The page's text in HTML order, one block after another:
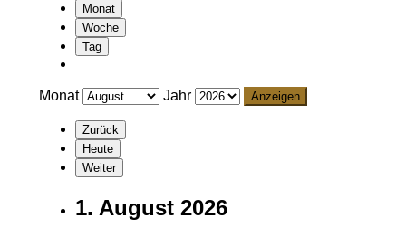
Monat
Woche
Tag
Monat Jahr
Zurück
Heute
Weiter
1. August 2026